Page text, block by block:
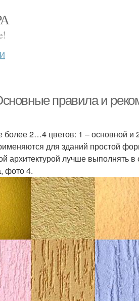
правила и
более 2…4 цветов: 1 – основной
для зданий простой
лучше выполнять в
фото 4.